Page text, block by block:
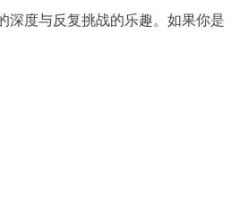
深度与反复挑战的乐趣。如果你是